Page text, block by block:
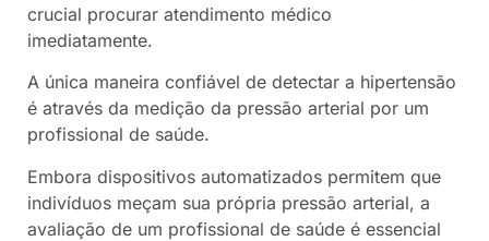
crucial procurar atendimento médico
imediatamente.
A única maneira confiável de detectar a hipertensão
é através da medição da pressão arterial por um
profissional de saúde.
Embora dispositivos automatizados permitem que
indivíduos meçam sua própria pressão arterial, a
avaliação de um profissional de saúde é essencial